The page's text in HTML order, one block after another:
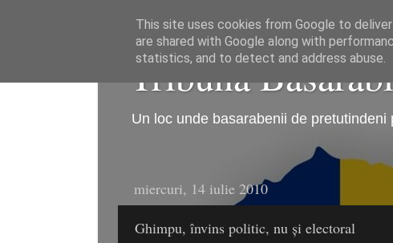
Tribuna
Un loc unde basarabenii de
miercuri, 14 iulie 2010
Ghimpu, învins politic, nu şi electoral
This site uses cookies from Google to
are shared with Google along with
statistics, and to detect and address abuse.